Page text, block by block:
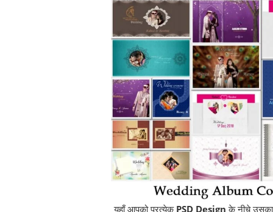
यहाँ आपको प्रत्येक PSD Design के नीचे